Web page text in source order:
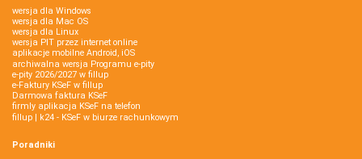
wersja dla Windows
wersja dla Mac OS
wersja dla Linux
wersja PIT przez internet online
aplikacje mobilne Android, iOS
archiwalna wersja Programu e-pity
e-pity 2026/2027 w fillup
e‑Faktury KSeF w fillup
Darmowa faktura KSeF
firmly aplikacja KSeF na telefon
fillup | k24 - KSeF w biurze rachunkowym
Poradniki